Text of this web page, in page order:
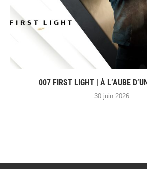
007 FIRST LIGHT | À L’AUBE
30 juin 2026